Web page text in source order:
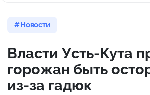
Новости
Власти Усть-Кута
горожан быть
из-за гадюк